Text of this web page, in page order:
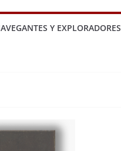
Y EXPLORADORES